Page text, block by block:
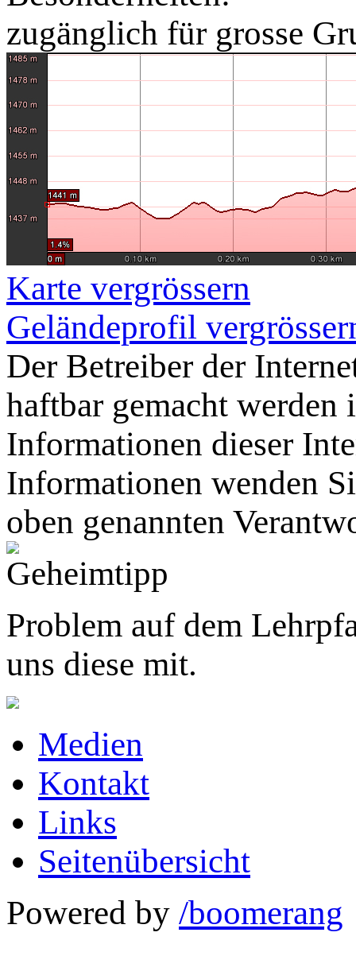
zugänglich für grosse
Karte vergrössern
Geländeprofil
Der Betreiber der
haftbar gemacht werden
Informationen dieser
Informationen wenden
oben genannten
Problem auf dem
uns diese mit.
Medien
Kontakt
Links
Seitenübersicht
Powered by /boomerang